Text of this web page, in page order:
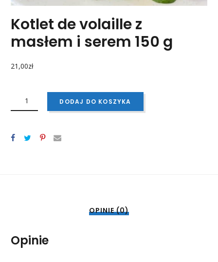
Kotlet de volaille z
masłem i serem 150 g
21,00zł
KOTLET
Z
150
G
DODAJ DO KOSZYKA
OPINIE (0)
Opinie